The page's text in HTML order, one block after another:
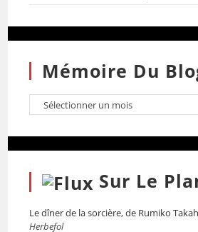
Mémoire Du
Sur Le
Le dîner de la sorcière, de Rumiko
Herbefol